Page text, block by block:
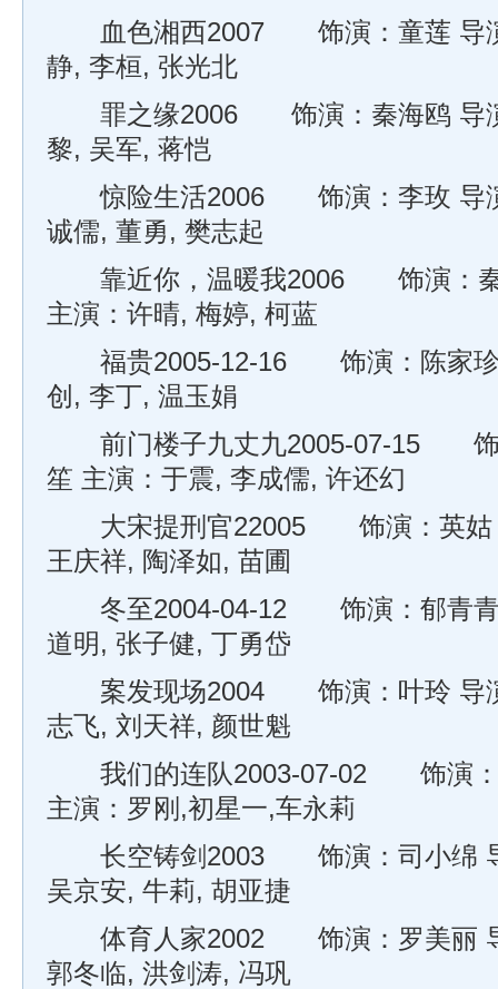
血色湘西2007 饰演：童莲 导演
静, 李桓, 张光北
罪之缘2006 饰演：秦海鸥 导演
黎, 吴军, 蒋恺
惊险生活2006 饰演：李玫 导演
诚儒, 董勇, 樊志起
靠近你，温暖我2006 饰演：秦
主演：许晴, 梅婷, 柯蓝
福贵2005-12-16 饰演：陈家珍
创, 李丁, 温玉娟
前门楼子九丈九2005-07-15 饰
笙 主演：于震, 李成儒, 许还幻
大宋提刑官22005 饰演：英姑
王庆祥, 陶泽如, 苗圃
冬至2004-04-12 饰演：郁青青
道明, 张子健, 丁勇岱
案发现场2004 饰演：叶玲 导演
志飞, 刘天祥, 颜世魁
我们的连队2003-07-02 饰演：
主演：罗刚,初星一,车永莉
长空铸剑2003 饰演：司小绵 导
吴京安, 牛莉, 胡亚捷
体育人家2002 饰演：罗美丽 导
郭冬临, 洪剑涛, 冯巩